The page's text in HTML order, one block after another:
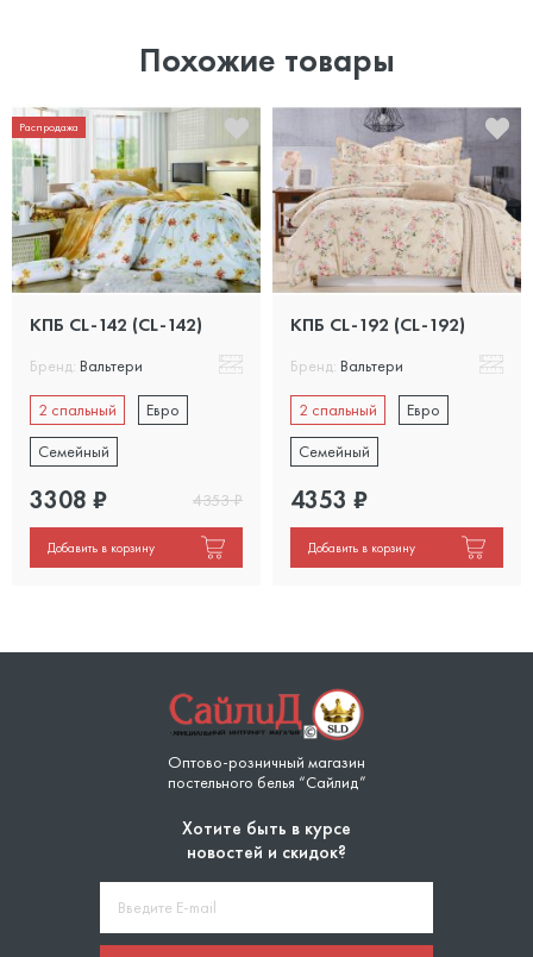
Похожие товары
Распродажа
КПБ CL-142 (CL-142)
Бренд: Вальтери
2 спальный
Евро
Семейный
3308 ₽ 4353₽
Добавить в корзину
КПБ CL-192 (CL-192)
Бренд: Вальтери
2 спальный
Евро
Семейный
4353 ₽
Добавить в корзину
Оптово-розничный магазин
постельного белья “Сайлид”
Хотите быть в курсе
новостей и скидок?